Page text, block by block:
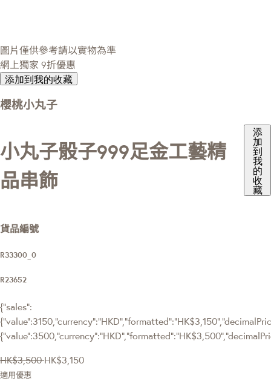
圖片僅供參考請以實物為準
網上獨家 9折優惠
添加到我的收藏
櫻桃小丸子
小丸子骰子999足金工藝精
品串飾
添
加
到
我
的
收
藏
貨品編號
R33300_0
R23652
{"sales":
HK$3,500 HK$3,150
適用優惠